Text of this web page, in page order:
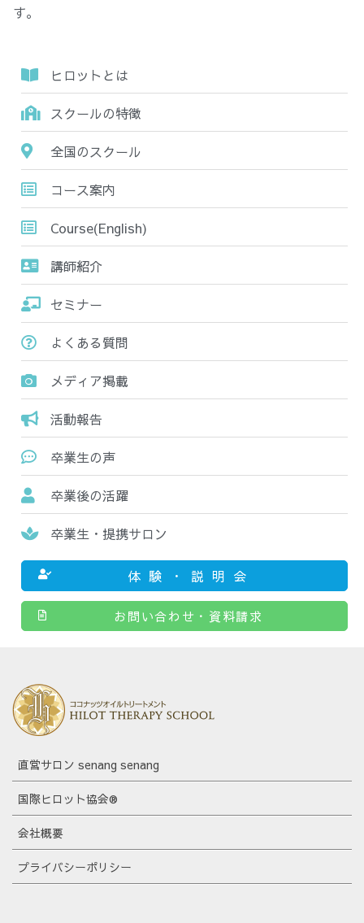
す。
ヒロットとは
スクールの特徴
全国のスクール
コース案内
Course(English)
講師紹介
セミナー
よくある質問
メディア掲載
活動報告
卒業生の声
卒業後の活躍
卒業生・提携サロン
体験・説明会
お問い合わせ・資料請求
直営サロン senang senang
国際ヒロット協会®
会社概要
プライバシーポリシー